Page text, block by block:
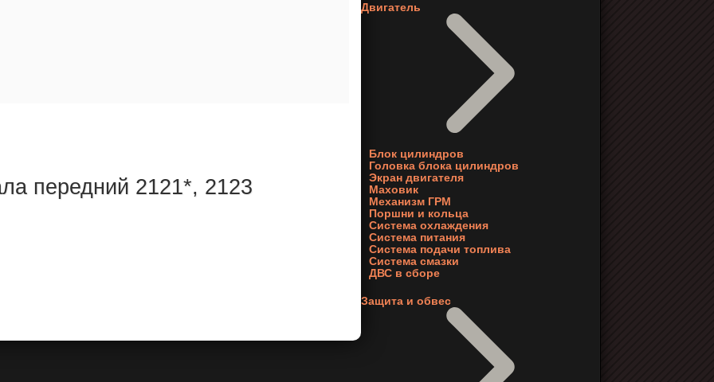
передний 2121*, 2123
Двигатель
Блок цилиндров
Головка блока цилиндров
Экран двигателя
Маховик
Механизм ГРМ
Поршни и кольца
Система охлаждения
Система питания
Система подачи топлива
Система смазки
ДВС в сборе
Защита и обвес